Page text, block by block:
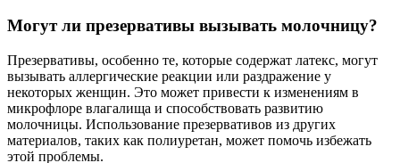
Могут ли презервативы вызывать молочницу?
Презервативы, особенно те, которые содержат латекс, могут
вызывать аллергические реакции или раздражение у
некоторых женщин. Это может привести к изменениям в
микрофлоре влагалища и способствовать развитию
молочницы. Использование презервативов из других
материалов, таких как полиуретан, может помочь избежать
этой проблемы.